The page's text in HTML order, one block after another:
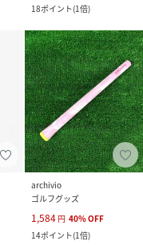
18ポイント(1倍)
archivio
ゴルフグッズ
1,584 円 40%OFF
14ポイント(1倍)